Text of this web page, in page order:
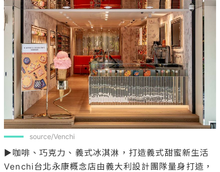
source/Venchi
▶咖啡、巧克力、義式冰淇淋，打造義式甜蜜新生活
Venchi台北永康概念店由義大利設計團隊量身打造，